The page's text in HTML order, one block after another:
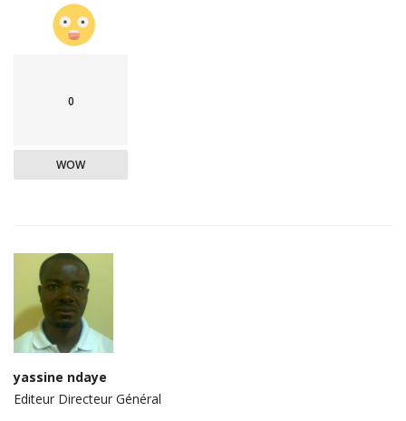
0
WOW
yassine ndaye
Editeur Directeur Général